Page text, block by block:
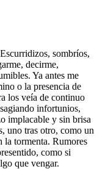
sombríos,
decirme,
Ya antes me
o la presencia de
los veía de continuo
infortunios,
implacable y sin brisa
uno tras otro, como un
la tormenta. Rumores
como si
que vengar.